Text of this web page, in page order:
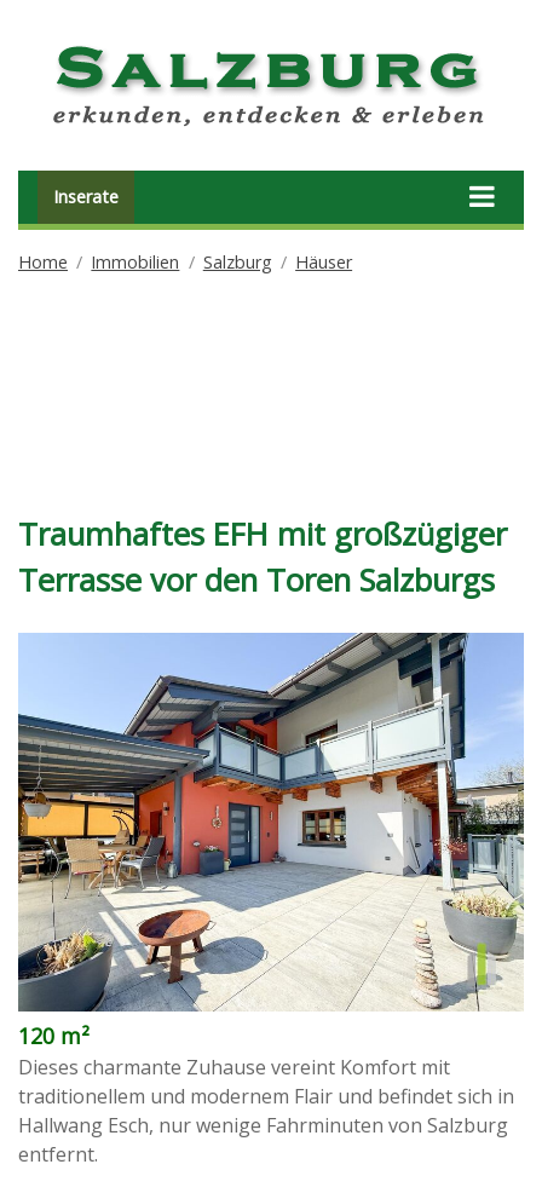
Inserate
Home Immobilien Salzburg Häuser
Traumhaftes EFH mit großzügiger
Terrasse vor den Toren Salzburgs
120 m²
Dieses charmante Zuhause vereint Komfort mit
traditionellem und modernem Flair und befindet sich in
Hallwang Esch, nur wenige Fahrminuten von Salzburg
entfernt.